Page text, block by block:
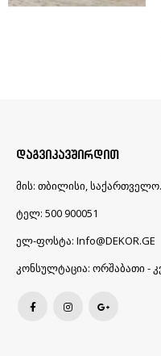
ᲓᲐᲒᲕᲘᲙᲐᲕᲨᲘᲠᲓᲘᲗ
მის: თბილისი, საქართველო.
ტელ: 500 900051
ელ-ფოსტა: Info@DEKOR.GE
კონსულტაცია: ორშაბათი -